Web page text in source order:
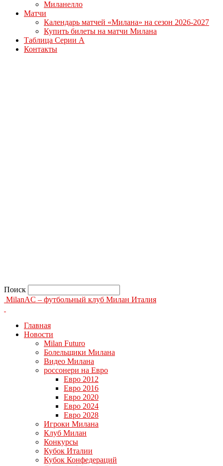
Миланелло
Матчи
Календарь матчей «Милана» на сезон 2026-2027
Купить билеты на матчи Милана
Таблица Серии А
Контакты
Поиск
MilanAC – футбольный клуб Милан Италия
Главная
Новости
Milan Futuro
Болельщики Милана
Видео Милана
россонери на Евро
Евро 2012
Евро 2016
Евро 2020
Евро 2024
Евро 2028
Игроки Милана
Клуб Милан
Конкурсы
Кубок Италии
Кубок Конфедераций